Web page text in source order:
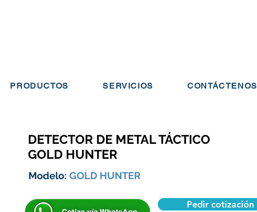
PRODUCTOS SERVICIOS CONTÁCTENOS
DETECTOR DE METAL TÁCTICO
GOLD HUNTER
Modelo: GOLD HUNTER
Pedir cotización